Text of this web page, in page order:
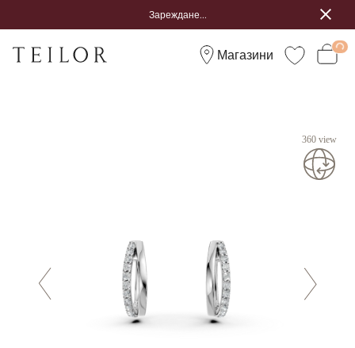
Зареждане...
Магазини
360 view